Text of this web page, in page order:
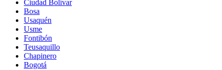
Ciudad Bolívar
Bosa
Usaquén
Usme
Fontibón
Teusaquillo
Chapinero
Bogotá